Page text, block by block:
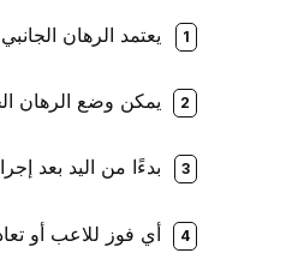
يعتمد الرهان
يمكن وضع الرهان
بدءًا من اليد بعد
أي فوز للاعب أو